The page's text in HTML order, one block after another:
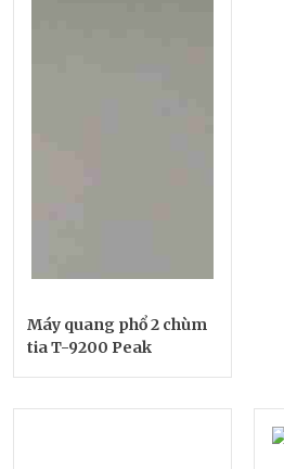
Máy quang phổ 2 chùm
tia T-9200 Peak